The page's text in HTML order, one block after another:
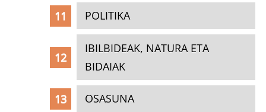
POLITIKA
IBILBIDEAK, NATURA ETA
BIDAIAK
OSASUNA